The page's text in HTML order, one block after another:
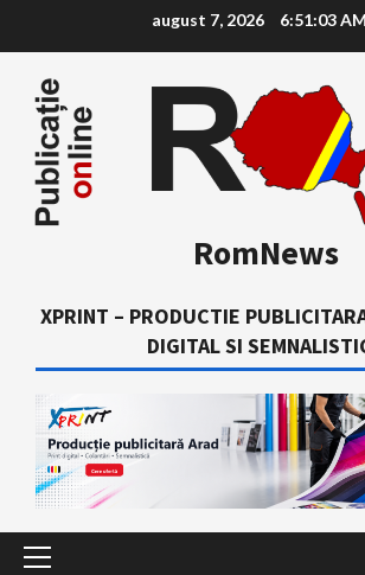
content
august 7, 2026 6:51:04 AM
RomNews
XPRINT – PRODUCTIE
DIGITAL SI
Primary